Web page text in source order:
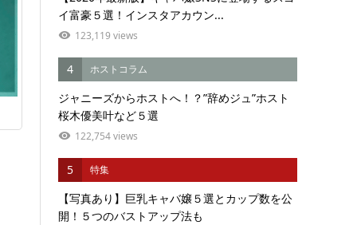
イ富豪５選！インスタアカウン...
123,119 views
4 ホストコラム
ジャニーズからホストへ！？”辞めジュ”ホスト
桜木優美叶など５選
122,754 views
5 特集
【写真あり】巨乳キャバ嬢５選とカップ数を公
開！５つのバストアップ法も